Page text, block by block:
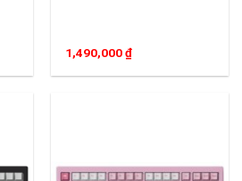
1,490,000₫